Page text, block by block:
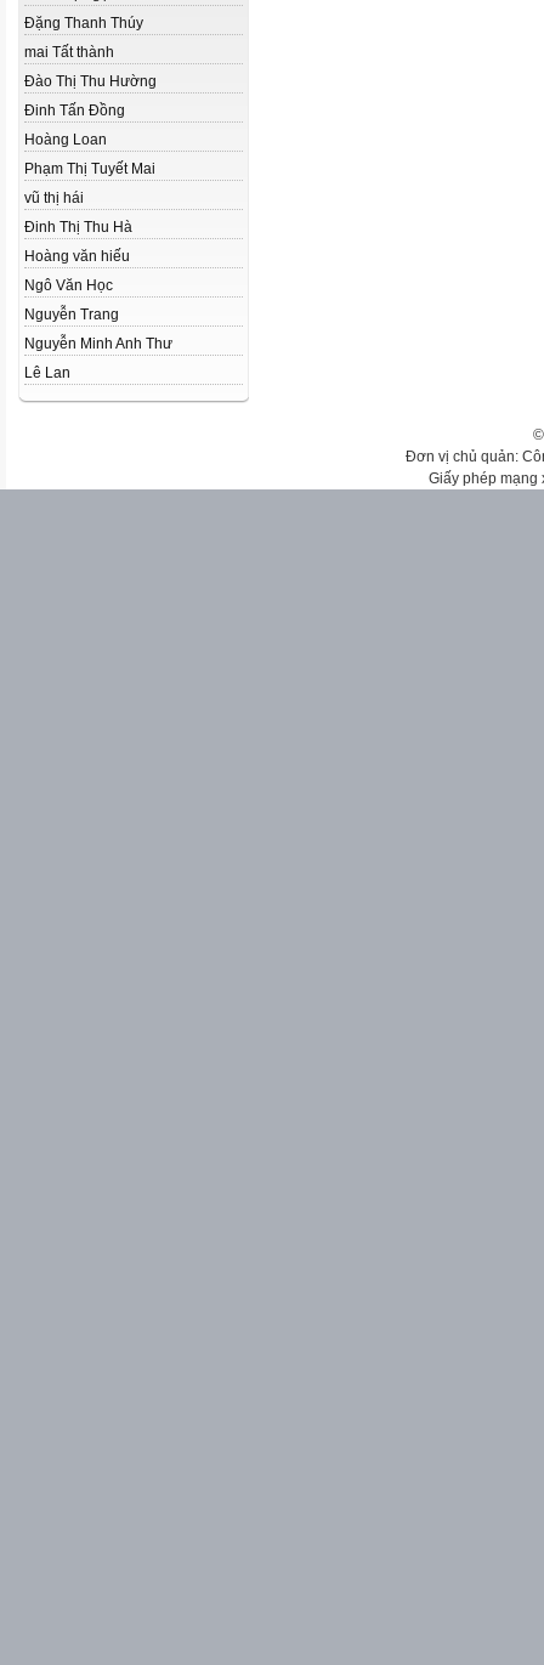
Đặng Thanh Thúy
mai Tất thành
Đào Thị Thu Hường
Đinh Tấn Đồng
Hoàng Loan
Phạm Thị Tuyết Mai
vũ thị hái
Đinh Thị Thu Hà
Hoàng văn hiếu
Ngô Văn Học
Nguyễn Trang
Nguyễn Minh Anh Thư
Lê Lan
Đơn vị chủ quản:
Giấy phép mạng